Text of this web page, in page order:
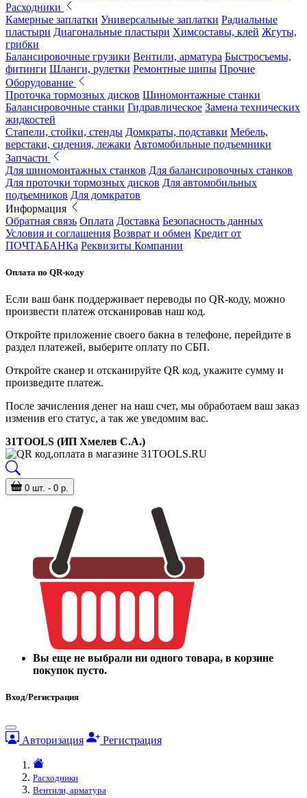
Расходники
Камерные заплатки Универсальные заплатки Радиальные
пластыри Диагональные пластыри Химсоставы, клей Жгуты,
грибки
Балансировочные грузики Вентили, арматура Быстросъемы,
фитинги Шланги, рулетки Ремонтные шипы Прочие
Оборудование
Проточка тормозных дисков Шиномонтажные станки
Балансировочные станки Гидравлическое Замена технических
жидкостей
Стапели, стойки, стенды Домкраты, подставки Мебель,
верстаки, сидения, лежаки Автомобильные подъемники
Запчасти
Для шиномонтажных станков Для балансировочных станков
Для проточки тормозных дисков Для автомобильных
подъемников Для домкратов
Информация
Обратная связь Оплата Доставка Безопасность данных
Условия и соглашения Возврат и обмен Кредит от
ПОЧТАБАНКа Реквизиты Компании
Оплата по QR-коду
Если ваш банк поддерживает переводы по QR-коду, можно
произвести платеж отсканировав наш код.
Откройте приложение своего бакна в телефоне, перейдите в
раздел платежей, выберите оплату по СБП.
Откройте сканер и отсканируйте QR код, укажите сумму и
произведите платеж.
После зачисления денег на наш счет, мы обработаем ваш заказ
изменив его статус, а так же уведомим вас.
31TOOLS (ИП Хмелев С.А.)
0 шт. - 0 р.
Вы еще не выбрали ни одного товара, в корзине
покупок пусто.
Вход/Регистрация
Авторизация Регистрация
Расходники
Вентили, арматура